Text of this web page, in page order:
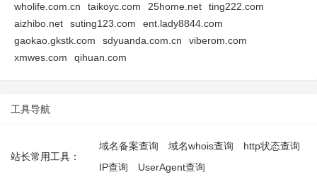
wholife.com.cn
taikoyc.com 25home.net
ting222.com
aizhibo.net
suting123.com
ent.lady8844.com
gaokao.gkstk.com
sdyuanda.com.cn
viberom.com
xmwes.com
qihuan.com
工具导航
站长常用工具：
域名备案查询 域名whois查询
http状态查询
IP查询
UserAgent查询